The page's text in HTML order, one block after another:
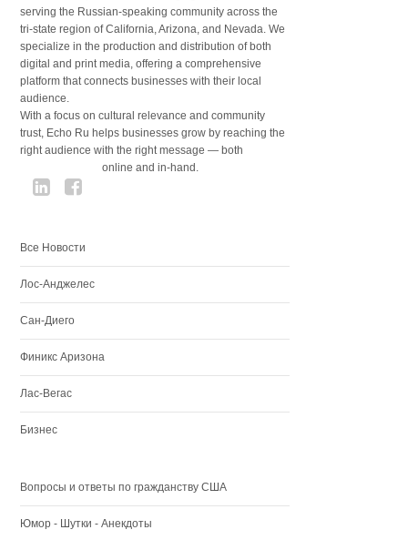
serving the Russian-speaking community across the
tri-state region of California, Arizona, and Nevada. We
specialize in the production and distribution of both
digital and print media, offering a comprehensive
platform that connects businesses with their local
audience.
With a focus on cultural relevance and community
trust, Echo Ru helps businesses grow by reaching the
right audience with the right message — both
online and in-hand.
Все Новости
Лос-Анджелес
Сан-Диего
Финикс Аризона
Лас-Вегас
Бизнес
Вопросы и ответы по гражданству США
Юмор - Шутки - Анекдоты